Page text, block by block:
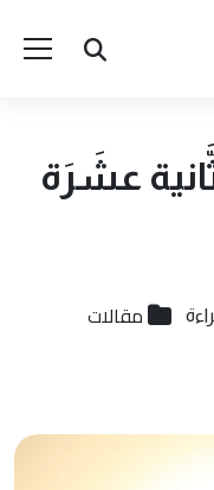
عشَرَة
مقالات